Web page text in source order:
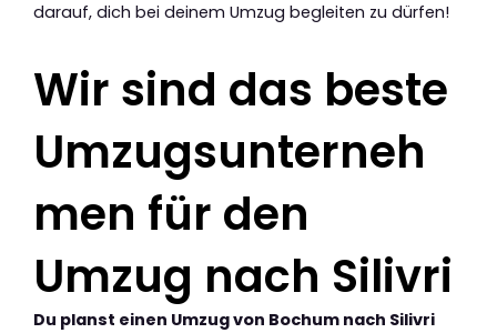
darauf, dich bei deinem Umzug begleiten zu dürfen!
Wir sind das beste
Umzugsunterneh
men für den
Umzug nach Silivri
Du planst einen Umzug von Bochum nach Silivri